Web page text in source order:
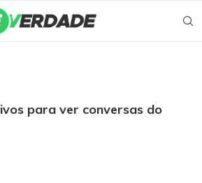
para ver conversas do